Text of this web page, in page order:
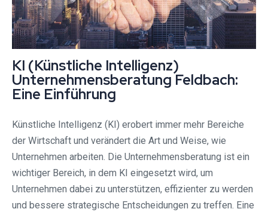
KI (Künstliche Intelligenz)
Unternehmensberatung Feldbach:
Eine Einführung
Künstliche Intelligenz (KI) erobert immer mehr Bereiche
der Wirtschaft und verändert die Art und Weise, wie
Unternehmen arbeiten. Die Unternehmensberatung ist ein
wichtiger Bereich, in dem KI eingesetzt wird, um
Unternehmen dabei zu unterstützen, effizienter zu werden
und bessere strategische Entscheidungen zu treffen. Eine